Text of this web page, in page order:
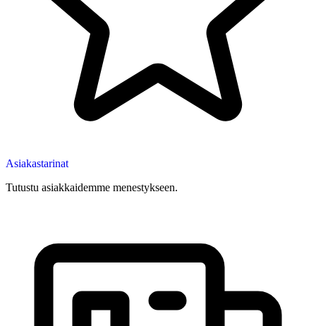
Asiakastarinat
Tutustu asiakkaidemme menestykseen.